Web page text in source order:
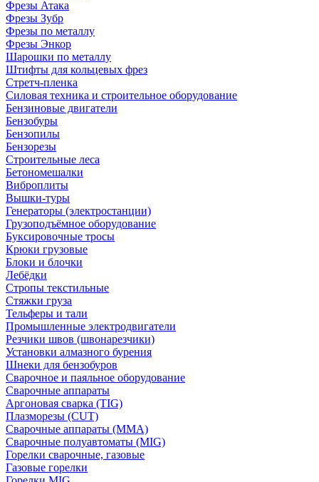
Фрезы Атака
Фрезы Зубр
Фрезы по металлу
Фрезы Энкор
Шарошки по металлу
Штифты для кольцевых фрез
Стретч-пленка
Силовая техника и строительное оборудование
Бензиновые двигатели
Бензобуры
Бензопилы
Бензорезы
Строительные леса
Бетономешалки
Виброплиты
Вышки-туры
Генераторы (электростанции)
Грузоподъёмное оборудование
Буксировочные тросы
Крюки грузовые
Блоки и блочки
Лебёдки
Стропы текстильные
Стяжки груза
Тельферы и тали
Промышленные электродвигатели
Резчики швов (швонарезчики)
Установки алмазного бурения
Шнеки для бензобуров
Сварочное и паяльное оборудование
Сварочные аппараты
Аргоновая сварка (TIG)
Плазморезы (CUT)
Сварочные аппараты (MMA)
Сварочные полуавтоматы (MIG)
Горелки сварочные, газовые
Газовые горелки